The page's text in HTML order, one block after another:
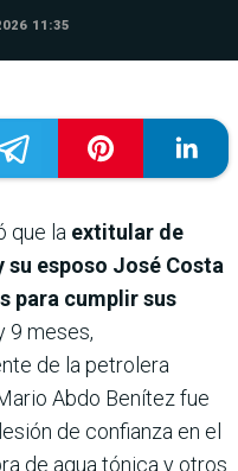
11:35
que la extitular de
esposo José Costa
para cumplir sus
9 meses,
de la petrolera
Abdo Benítez fue
de confianza en el
de agua tónica y otros